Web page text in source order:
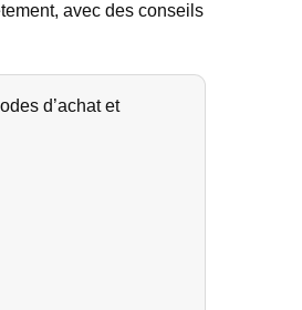
avec des conseils
d’achat et